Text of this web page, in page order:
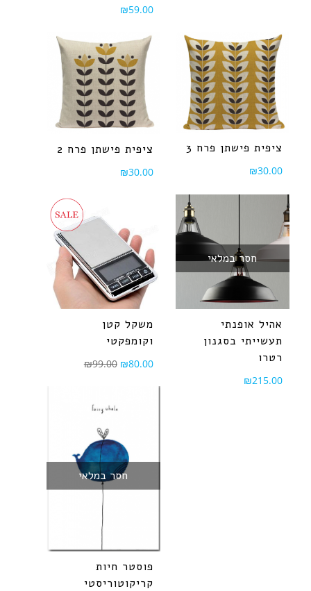
₪59.00
ציפית פישתן פרח 3
₪30.00
ציפית פישתן פרח 2
₪30.00
חסר במלאי
אהיל אופנתי
תעשייתי בסגנון
רטרו
₪215.00
משקל קטן
וקומפקטי
₪99.00 ₪80.00
חסר במלאי
פוסטר חיות
קריקוטוריסטי